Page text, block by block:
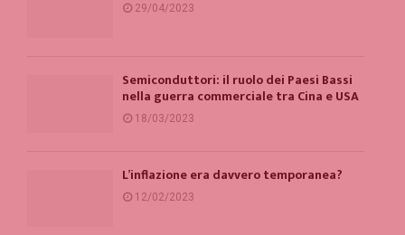
29/04/2023
Semiconduttori: il ruolo dei Paesi Bassi
nella guerra commerciale tra Cina e USA
18/03/2023
L’inflazione era davvero temporanea?
12/02/2023